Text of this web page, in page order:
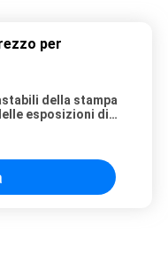
per
della stampa
esposizioni di